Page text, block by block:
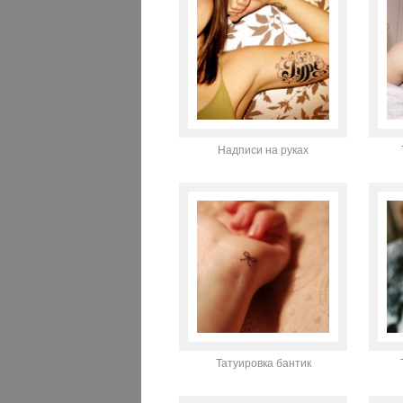
Надписи на руках
Татуировка бантик